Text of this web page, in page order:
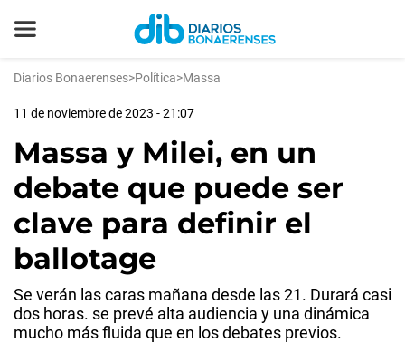
Diarios Bonaerenses>Política>Massa
11 de noviembre de 2023 - 21:07
Massa y Milei, en un
debate que puede ser
clave para definir el
ballotage
Se verán las caras mañana desde las 21. Durará casi
dos horas. se prevé alta audiencia y una dinámica
mucho más fluida que en los debates previos.